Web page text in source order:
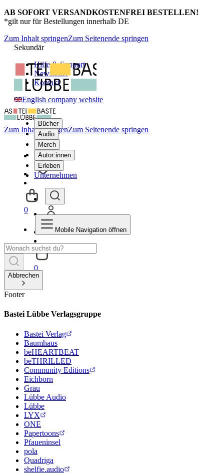
AB SOFORT VERSANDKOSTENFREI BESTELLEN!
*gilt nur für Bestellungen innerhalb DE
Zum Inhalt springenZum Seitenende springen
Sekundär
Hilfe & Support
Newsletter
Kontakt
English company website
Bücher
Audio
Merch
Autor:innen
Erleben
Unternehmen
0
Zum Inhalt springenZum Seitenende springen
0
Mobile Navigation öffnen
Abbrechen
Footer
Bastei Lübbe Verlagsgruppe
Bastei Verlag
Baumhaus
beHEARTBEAT
beTHRILLED
Community Editions
Eichborn
Grau
Lübbe Audio
Lübbe
LYX
ONE
Papertoons
Pfaueninsel
pola
Quadriga
shelfie.audio